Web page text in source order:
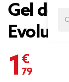
Gel
1,79 €